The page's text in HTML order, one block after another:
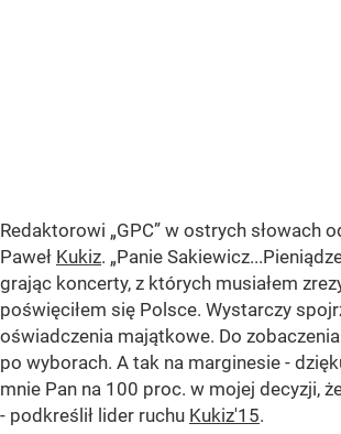
Redaktorowi „GPC” w ostrych słowach
Paweł Kukiz. „Panie
grając koncerty, z których musiałem
poświęciłem się Polsce. Wystarczy
oświadczenia majątkowe. Do
po wyborach. A tak na marginesie -
mnie Pan na 100 proc. w mojej decyzji,
- podkreślił lider ruchu Kukiz'15.